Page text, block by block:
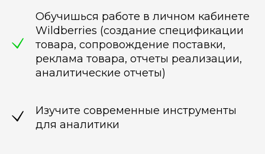
Обучишься работе в личном кабинете
Wildberries (создание спецификации
товара, сопровождение поставки,
реклама товара, отчеты реализации,
аналитические отчеты)
Изучите современные инструменты
для аналитики